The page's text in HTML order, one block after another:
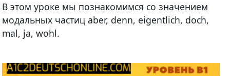
В этом уроке мы познакомимся со значением
модальных частиц aber, denn, eigentlich, doch,
mal, ja, wohl.